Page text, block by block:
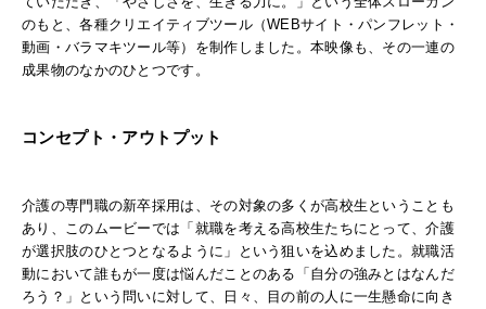
のもと、各種クリエイティブツール（WEBサイト・パンフレット・
動画・バラマキツール等）を制作しました。本映像も、その一連の
成果物のなかのひとつです。
コンセプト・アウトプット
介護の専門職の新卒採用は、その対象の多くが高校生ということも
あり、このムービーでは「就職を考える高校生たちにとって、介護
が選択肢のひとつとなるように」という狙いを込めました。就職活
動において誰もが一度は悩んだことのある「自分の強みとはなんだ
ろう？」という問いに対して、日々、目の前の人に一生懸命に向き